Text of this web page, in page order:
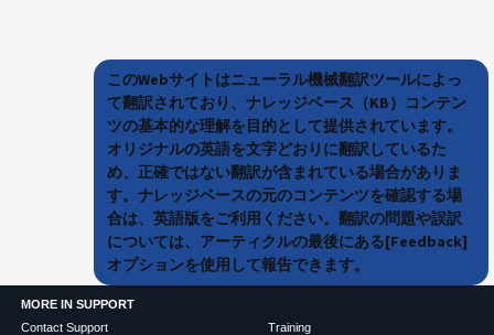
このWebサイトはニューラル機械翻訳ツールによっ
て翻訳されており、ナレッジベース（KB）コンテン
ツの基本的な理解を目的として提供されています。
オリジナルの英語を文字どおりに翻訳しているた
め、正確ではない翻訳が含まれている場合がありま
す。ナレッジベースの元のコンテンツを確認する場
合は、英語版をご利用ください。翻訳の問題や誤訳
については、アーティクルの最後にある[Feedback]
オプションを使用して報告できます。
MORE IN SUPPORT
Contact Support
Training